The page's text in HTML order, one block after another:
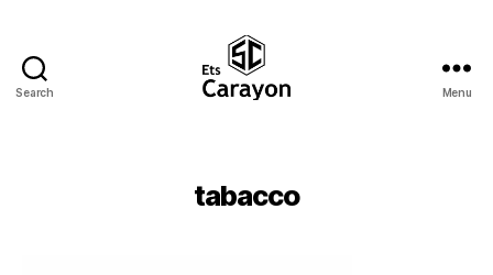
Search Menu
tabacco